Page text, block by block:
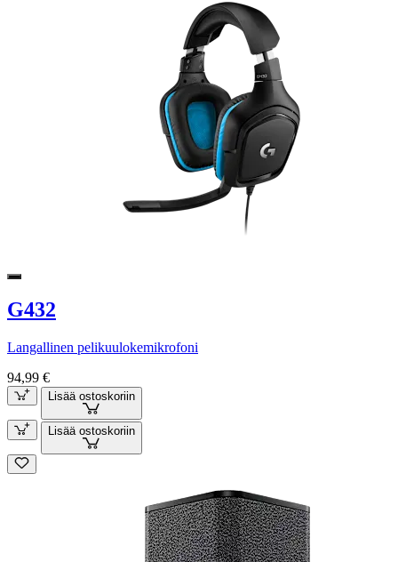
G432
Langallinen pelikuulokemikrofoni
94,99 €
Lisää ostoskoriin
Lisää ostoskoriin